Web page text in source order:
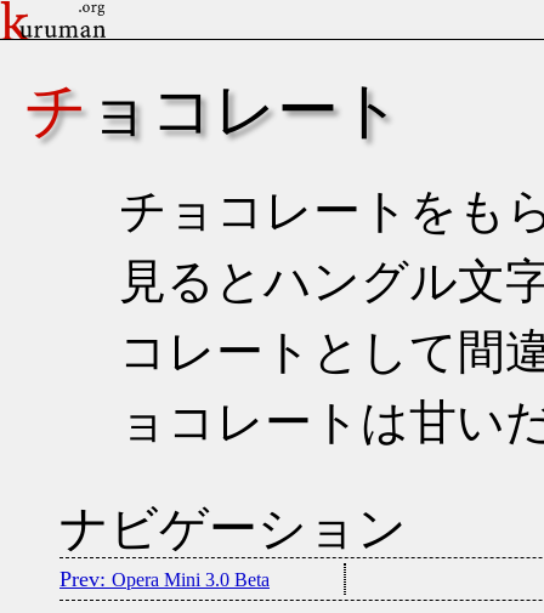
チョコレート
チョコレートをも
見るとハングル文
コレートとして間
ョコレートは甘い
ナビゲーション
Opera Mini 3.0 Beta